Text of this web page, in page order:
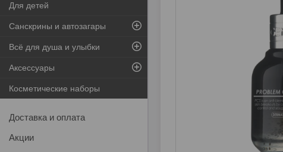
Для детей
Санскрины и автозагары
Всё для душа и улыбки
Аксессуары
Косметические наборы
Доставка и оплата
Акции